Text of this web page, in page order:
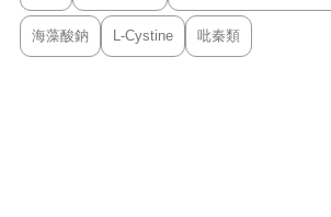
海藻酸鈉 L-Cystine 吡秦類